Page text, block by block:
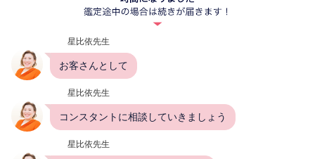
星比依先生
お客さんとして
星比依先生
コンスタントに相談していきましょう
星比依先生